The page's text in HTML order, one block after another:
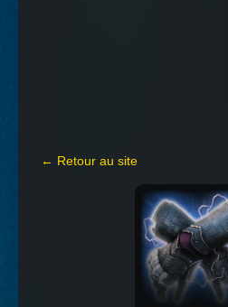
← Retour au site